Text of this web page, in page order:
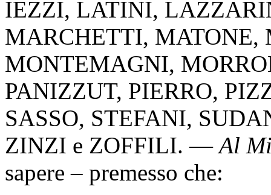
IEZZI, LATINI,
MARCHETTI, MATONE,
MONTEMAGNI,
PANIZZUT, PIERRO,
SASSO, STEFANI,
ZINZI e ZOFFILI. — Al
sapere – premesso che: